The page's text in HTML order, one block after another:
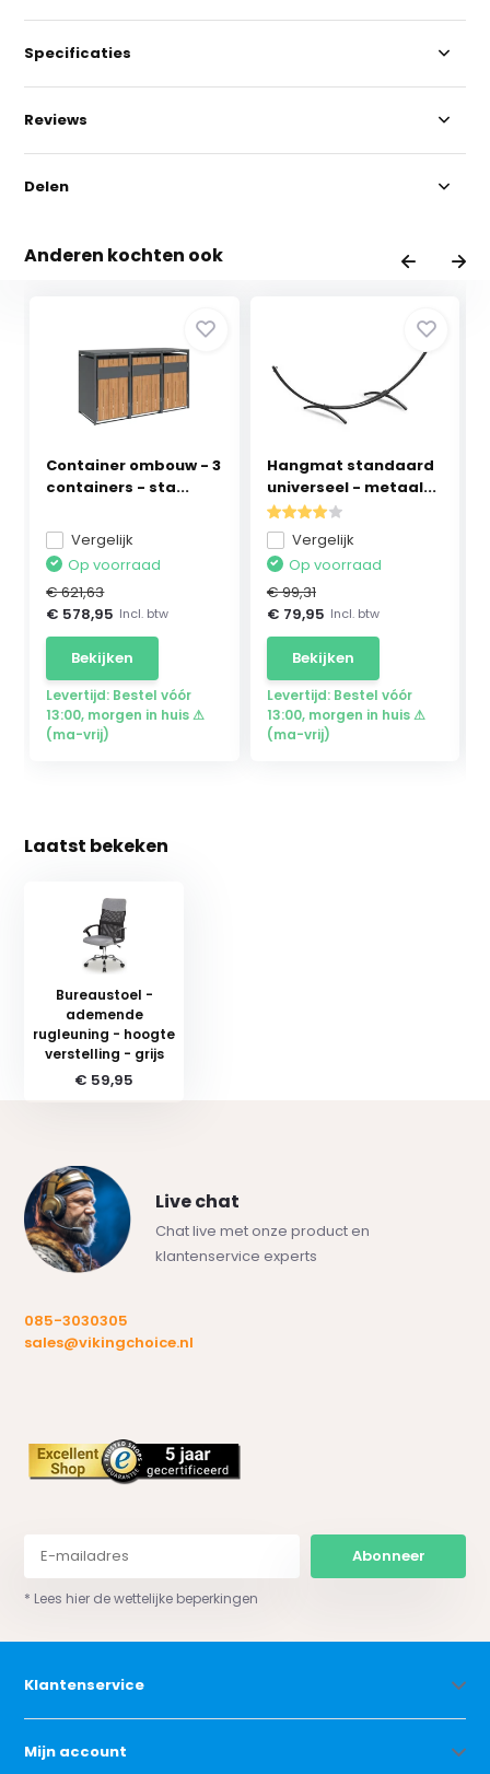
Specificaties
Reviews
Delen
Anderen kochten ook
Container ombouw - 3
containers - sta...
Vergelijk
Op voorraad
€ 621,63
€ 578,95 Incl. btw
Bekijken
Levertijd: Bestel vóór
13:00, morgen in huis ⚠
(ma-vrij)
Hangmat standaard
universeel - metaal...
Vergelijk
Op voorraad
€ 99,31
€ 79,95 Incl. btw
Bekijken
Levertijd: Bestel vóór
13:00, morgen in huis ⚠
(ma-vrij)
Laatst bekeken
Bureaustoel -
ademende
rugleuning - hoogte
verstelling - grijs
€ 59,95
Live chat
Chat live met onze product en
klantenservice experts
085-3030305
sales@vikingchoice.nl
Abonneer
* Lees hier de wettelijke beperkingen
Klantenservice
Mijn account